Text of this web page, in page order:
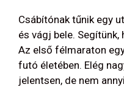
Csábítónak tűnik egy
és vágj bele.
Az első félmaraton
futó életében. Elég
jelentsen, de nem